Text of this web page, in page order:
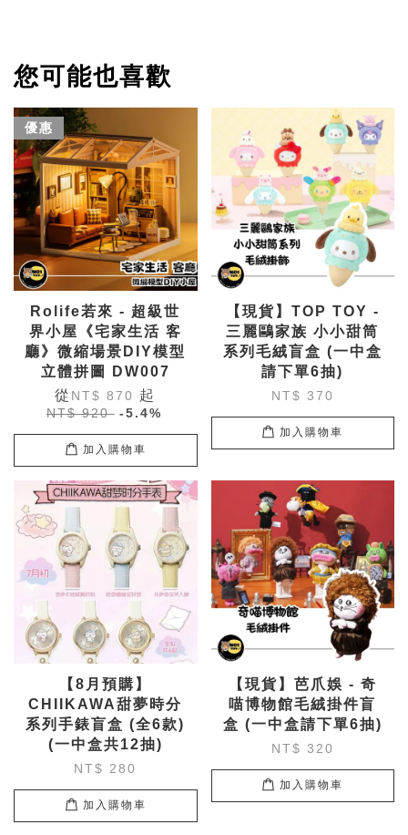
您可能也喜歡
優惠
Rolife若來 - 超級世
界小屋《宅家生活 客
廳》微縮場景DIY模型
立體拼圖 DW007
從 NT$ 870 起
NT$ 920 -5.4%
加入購物車
【現貨】TOP TOY -
三麗鷗家族 小小甜筒
系列毛絨盲盒 (一中盒
請下單6抽)
NT$ 370
加入購物車
【8月預購】
CHIIKAWA甜夢時分
系列手錶盲盒 (全6款)
(一中盒共12抽)
NT$ 280
加入購物車
【現貨】芭爪娛 - 奇
喵博物館毛絨掛件盲
盒 (一中盒請下單6抽)
NT$ 320
加入購物車